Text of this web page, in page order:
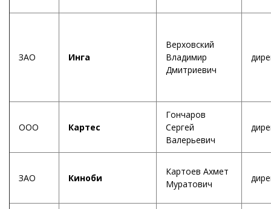
ЗАО Инга
Верховский
Владимир
Дмитриевич
ООО Картес
Гончаров
Сергей
Валерьевич
ЗАО Киноби
Картоев Ахмет
Муратович